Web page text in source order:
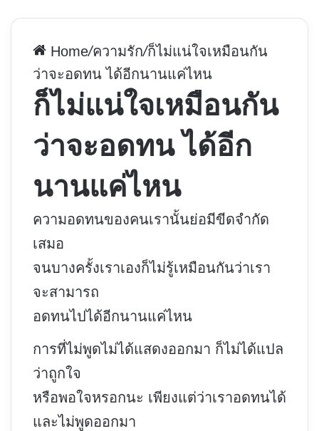
Home/ความรัก/ก็ไม่แน่ใจเหมือนกัน
ว่าจะอดทน ได้อีกนานแค่ไหน
ก็ไม่แน่ใจเหมือนกัน
ว่าจะอดทน ได้อีก
นานแค่ไหน
ความอดทนของคนเรานั้นย่อมีขีดจำกัด
เสมอ
จนบางครั้งเราเองก็ไม่รู้เหมือนกันว่าเรา
จะสามารถ
อดทนไปได้อีกนานแค่ไหน
การที่ไม่พูดไม่ได้แสดงออกมา ก็ไม่ได้แปล
ว่าถูกใจ
หรือพอใจหรอกนะ เพียงแต่ว่าเราอดทนได้
และไม่พูดออกมา